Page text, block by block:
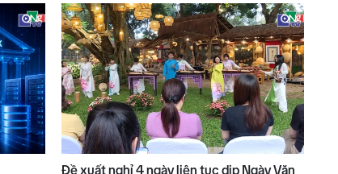
Đề xuất nghỉ 4 ngày liên tục dịp Ngày Văn